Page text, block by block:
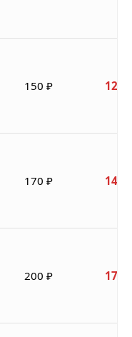
150 ₽ 128
170 ₽ 145
200 ₽ 170